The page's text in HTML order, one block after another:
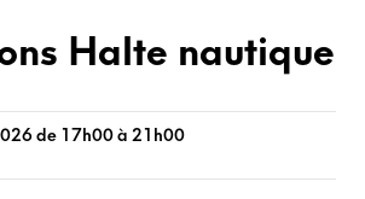
Halte nautique
de 17h00 à 21h00